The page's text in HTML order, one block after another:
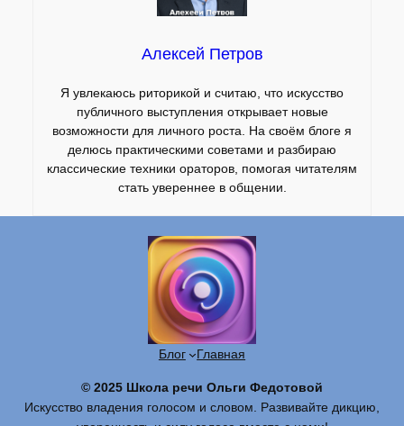
Алексей Петров
Я увлекаюсь риторикой и считаю, что искусство
публичного выступления открывает новые
возможности для личного роста. На своём блоге я
делюсь практическими советами и разбираю
классические техники ораторов, помогая читателям
стать увереннее в общении.
Блог Главная
© 2025 Школа речи Ольги Федотовой
Искусство владения голосом и словом. Развивайте дикцию,